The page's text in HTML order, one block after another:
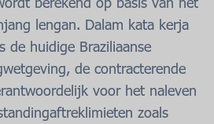
lengan. Dalam kata kerja
de huidige Braziliaanse
de contracterende
voor het naleven
zoals